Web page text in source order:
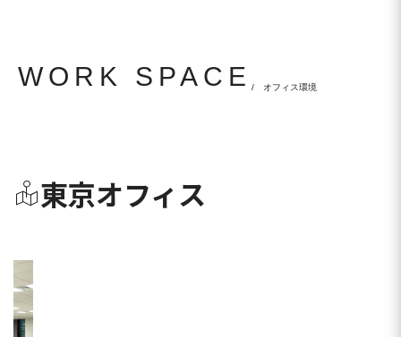
WORK SPACE / オフィス環境
東京オフィス